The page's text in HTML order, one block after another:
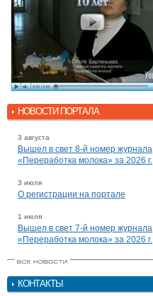
НОВОСТИ ПОРТАЛА
3 августа
Вышел в свет 8-й номер журнала
«Переработка молока» за 2026 г.
3 июля
О регистрации на портале
1 июля
Вышел в свет 7-й номер журнала
«Переработка молока» за 2026 г.
КОНТАКТЫ